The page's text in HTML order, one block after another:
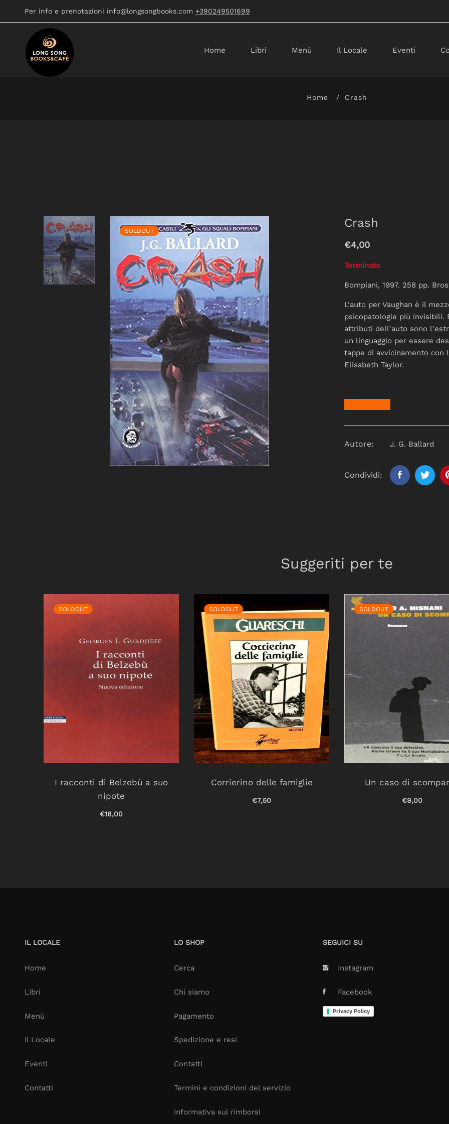
Per info e prenotazioni info@longsongbooks.com +390249501699
Home Libri Menù Il Locale Eventi
Home Crash
SOLDOUT
Crash
€4,00
Terminato
Bompiani, 1997. 258 pp.
L'auto per Vaughan è il
psicopatologie più invisibili.
attributi dell'auto sono
un linguaggio per essere
tappe di avvicinamento con
Elisabeth Taylor.
Autore: J. G. Ballard
Condividi:
Suggeriti per te
SOLDOUT
I racconti di Belzebù a suo
nipote
€16,00
SOLDOUT
Corrierino delle famiglie
€7,50
SOLDOUT
Un caso di
€9,00
IL LOCALE
Home
Libri
Menù
Il Locale
Eventi
Contatti
LO SHOP
Cerca
Chi siamo
Pagamento
Spedizione e resi
Contatti
Termini e condizioni del servizio
Informativa sui rimborsi
SEGUICI SU
Instagram
Facebook
Privacy Policy